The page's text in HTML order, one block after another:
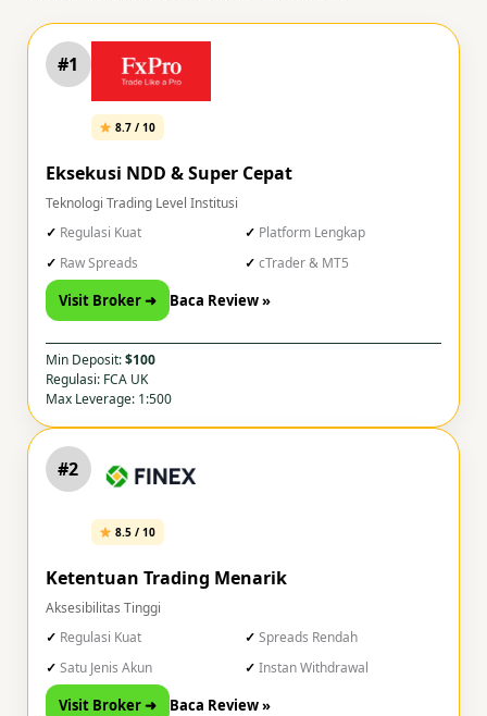
#1
8.7 / 10
Eksekusi NDD & Super Cepat
Teknologi Trading Level Institusi
Regulasi Kuat
Platform Lengkap
Raw Spreads
cTrader & MT5
Visit Broker ➜ Baca Review »
Min Deposit:$100
Regulasi: FCA UK
Max Leverage: 1:500
#2
8.5 / 10
Ketentuan Trading Menarik
Aksesibilitas Tinggi
Regulasi Kuat
Spreads Rendah
Satu Jenis Akun
Instan Withdrawal
Visit Broker ➜ Baca Review »